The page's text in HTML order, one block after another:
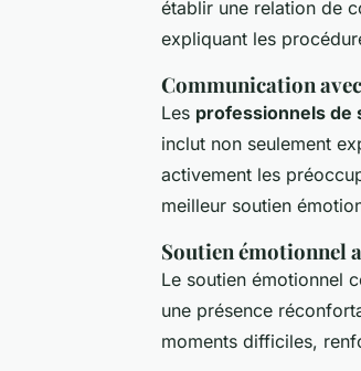
établir une relation de
expliquant les
Communication
Les professionnels de
inclut non seulement
activement les
meilleur soutien
Soutien émotionnel
Le soutien émotionnel
une présence
moments difficiles,